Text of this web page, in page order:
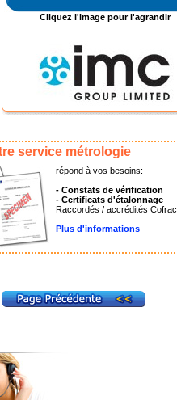
Cliquez l'image pour l'agrandir
service métrologie
répond à vos besoins:
- Constats de vérification
- Certificats d'étalonnage
Raccordés / accrédités Cofrac
Plus d'informations